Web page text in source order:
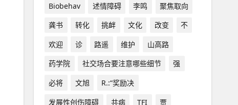
Biobehav
述情障碍 李鸣
聚焦取向
龚书
转化 挑衅 文化 改变
不
欢迎
诊 路遥 维护
山高路
药学院
社交场合要注意哪些细节
强
必将
文旭
R.:“奖励决
发展性创伤障碍
共病 TFI
贾